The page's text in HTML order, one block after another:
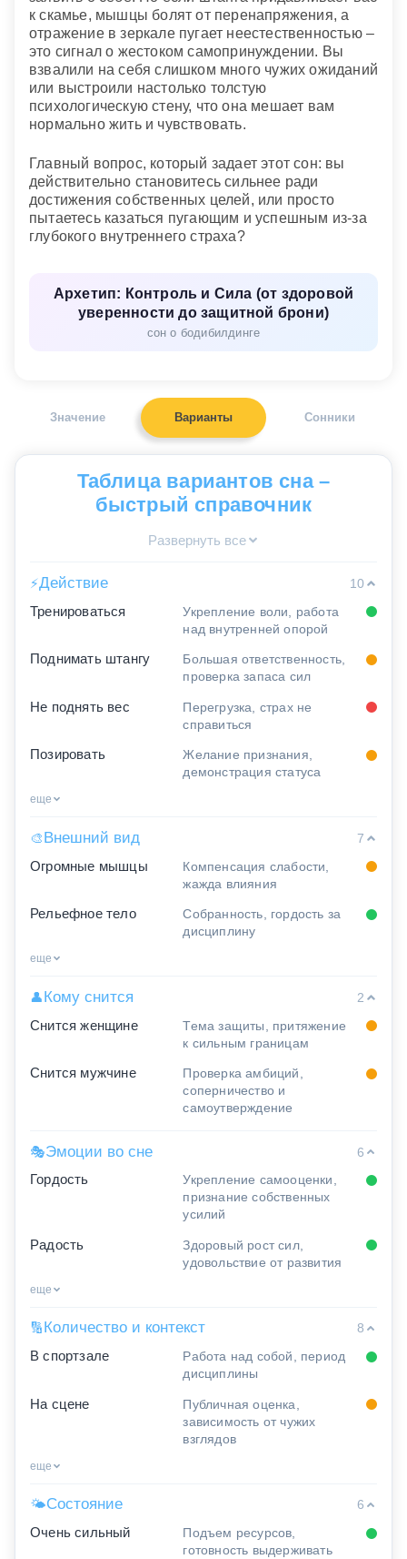
к скамье, мышцы болят от перенапряжения, а
отражение в зеркале пугает неестественностью –
это сигнал о жестоком самопринуждении. Вы
взвалили на себя слишком много чужих ожиданий
или выстроили настолько толстую
психологическую стену, что она мешает вам
нормально жить и чувствовать.
Главный вопрос, который задает этот сон: вы
действительно становитесь сильнее ради
достижения собственных целей, или просто
пытаетесь казаться пугающим и успешным из-за
глубокого внутреннего страха?
Архетип: Контроль и Сила (от здоровой
уверенности до защитной брони)
сон о бодибилдинге
Значение Варианты Сонники
Таблица вариантов сна –
быстрый справочник
Развернуть все
⚡Действие
10
Тренироваться
Укрепление воли, работа
над внутренней опорой
Поднимать штангу
Большая ответственность,
проверка запаса сил
Не поднять вес
Перегрузка, страх не
справиться
Позировать
Желание признания,
демонстрация статуса
еще
🎨Внешний вид
7
Огромные мышцы
Компенсация слабости,
жажда влияния
Рельефное тело
Собранность, гордость за
дисциплину
еще
👤Кому снится
2
Снится женщине
Тема защиты, притяжение
к сильным границам
Снится мужчине
Проверка амбиций,
соперничество и
самоутверждение
🎭Эмоции во сне
6
Гордость
Укрепление самооценки,
признание собственных
усилий
Радость
Здоровый рост сил,
удовольствие от развития
еще
🔢 Количество и контекст
8
В спортзале
Работа над собой, период
дисциплины
На сцене
Публичная оценка,
зависимость от чужих
взглядов
еще
🌤Состояние
6
Очень сильный
Подъем ресурсов,
готовность выдерживать